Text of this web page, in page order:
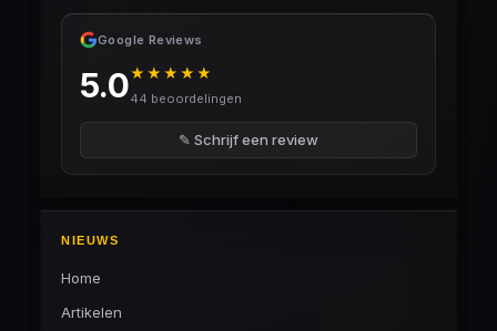
Google Reviews
5.0★★★★★
44 beoordelingen
✎ Schrijf een review
NIEUWS
Home
Artikelen